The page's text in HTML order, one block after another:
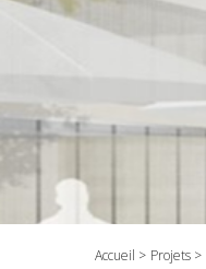
Accueil > Projets >